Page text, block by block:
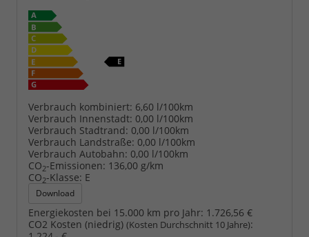
Verbrauch kombiniert: 6,60 l/100km
Verbrauch Innenstadt: 0,00 l/100km
Verbrauch Stadtrand: 0,00 l/100km
Verbrauch Landstraße: 0,00 l/100km
Verbrauch Autobahn: 0,00 l/100km
CO2-Emissionen: 136,00 g/km
CO2-Klasse: E
Download
Energiekosten bei 15.000 km pro Jahr: 1.726,56 €
CO2 Kosten (niedrig) (Kosten Durchschnitt 10 Jahre):